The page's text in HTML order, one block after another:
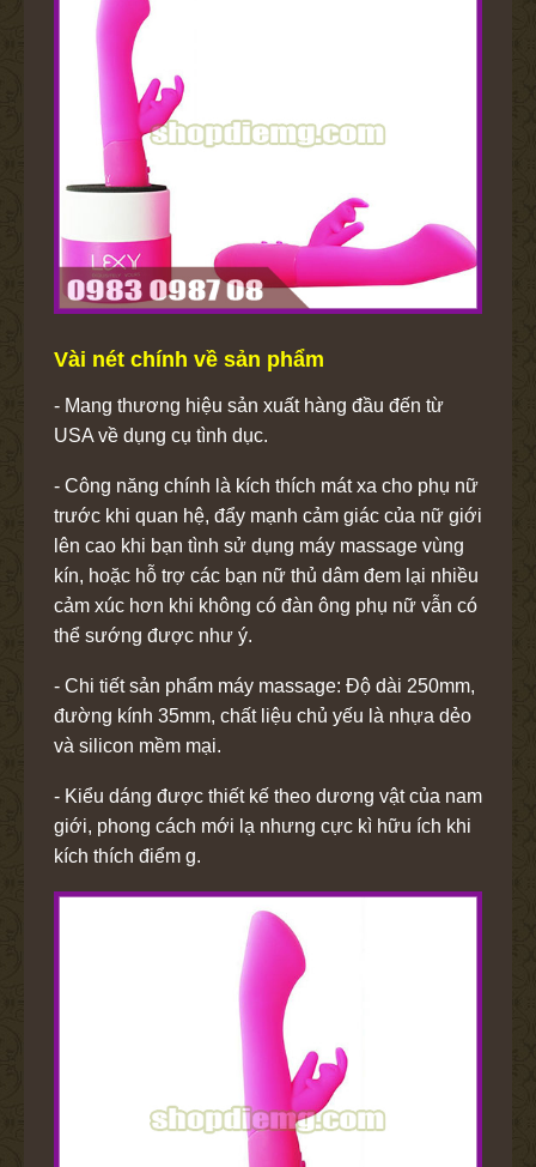
Vài nét chính về sản phẩm
- Mang thương hiệu sản xuất hàng đầu đến từ
USA về dụng cụ tình dục.
- Công năng chính là kích thích mát xa cho phụ nữ
trước khi quan hệ, đẩy mạnh cảm giác của nữ giới
lên cao khi bạn tình sử dụng máy massage vùng
kín, hoặc hỗ trợ các bạn nữ thủ dâm đem lại nhiều
cảm xúc hơn khi không có đàn ông phụ nữ vẫn có
thể sướng được như ý.
- Chi tiết sản phẩm máy massage: Độ dài 250mm,
đường kính 35mm, chất liệu chủ yếu là nhựa dẻo
và silicon mềm mại.
- Kiểu dáng được thiết kế theo dương vật của nam
giới, phong cách mới lạ nhưng cực kì hữu ích khi
kích thích điểm g.